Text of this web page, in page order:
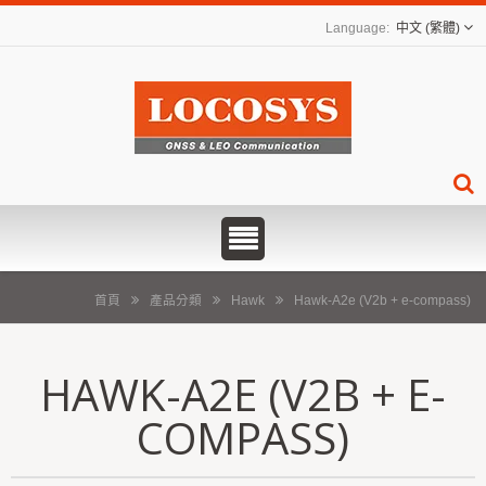
中文 (繁體)
首頁 產品分類 Hawk Hawk-A2e (V2b + e-compass)
HAWK-A2E (V2B + E-
COMPASS)